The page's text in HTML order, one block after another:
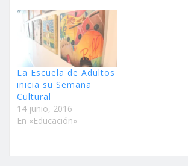
La Escuela de Adultos
inicia su Semana
Cultural
14 junio, 2016
En «Educación»